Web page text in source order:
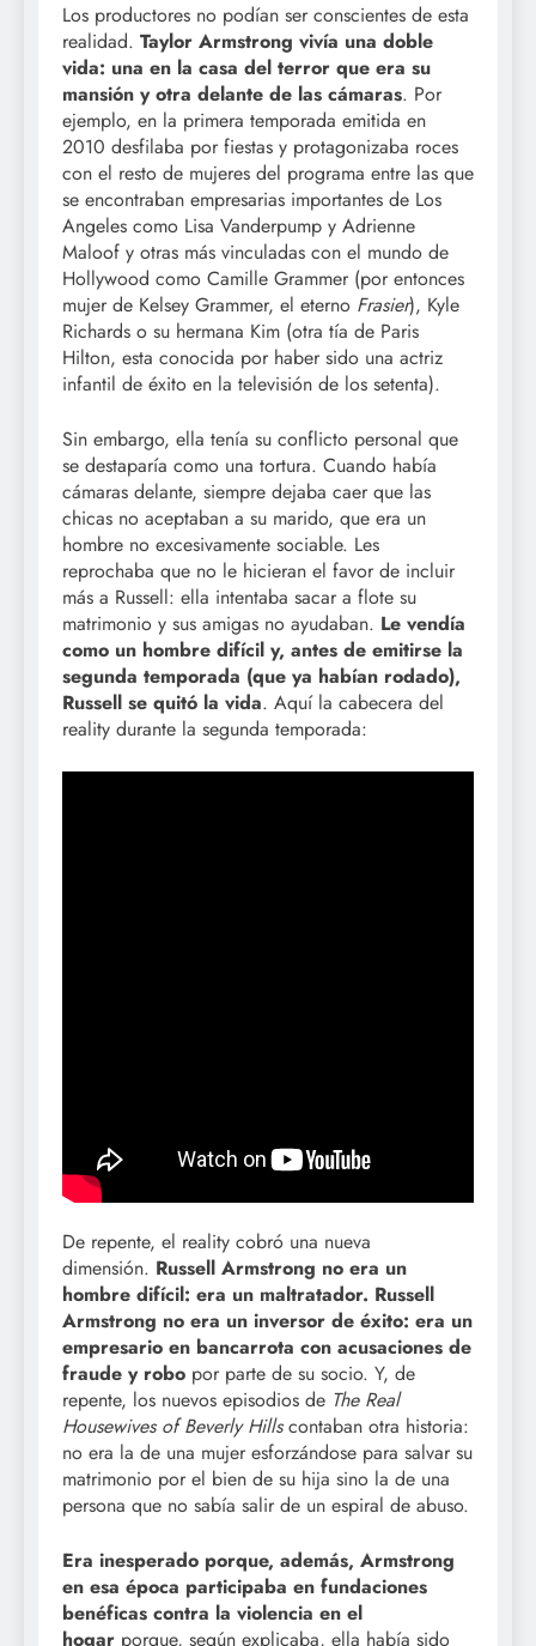
Los productores no podían ser conscientes de esta
realidad. Taylor Armstrong vivía una doble
vida: una en la casa del terror que era su
mansión y otra delante de las cámaras. Por
ejemplo, en la primera temporada emitida en
2010 desfilaba por fiestas y protagonizaba roces
con el resto de mujeres del programa entre las que
se encontraban empresarias importantes de Los
Angeles como Lisa Vanderpump y Adrienne
Maloof y otras más vinculadas con el mundo de
Hollywood como Camille Grammer (por entonces
mujer de Kelsey Grammer, el eterno Frasier), Kyle
Richards o su hermana Kim (otra tía de Paris
Hilton, esta conocida por haber sido una actriz
infantil de éxito en la televisión de los setenta).
Sin embargo, ella tenía su conflicto personal que
se destaparía como una tortura. Cuando había
cámaras delante, siempre dejaba caer que las
chicas no aceptaban a su marido, que era un
hombre no excesivamente sociable. Les
reprochaba que no le hicieran el favor de incluir
más a Russell: ella intentaba sacar a flote su
matrimonio y sus amigas no ayudaban. Le vendía
como un hombre difícil y, antes de emitirse la
segunda temporada (que ya habían rodado),
Russell se quitó la vida. Aquí la cabecera del
reality durante la segunda temporada:
De repente, el reality cobró una nueva
dimensión. Russell Armstrong no era un
hombre difícil: era un maltratador. Russell
Armstrong no era un inversor de éxito: era un
empresario en bancarrota con acusaciones de
fraude y robo por parte de su socio. Y, de
repente, los nuevos episodios de The Real
Housewives of Beverly Hillscontaban otra historia:
no era la de una mujer esforzándose para salvar su
matrimonio por el bien de su hija sino la de una
persona que no sabía salir de un espiral de abuso.
Era inesperado porque, además, Armstrong
en esa época participaba en fundaciones
benéficas contra la violencia en el
hogar porque, según explicaba, ella había sido